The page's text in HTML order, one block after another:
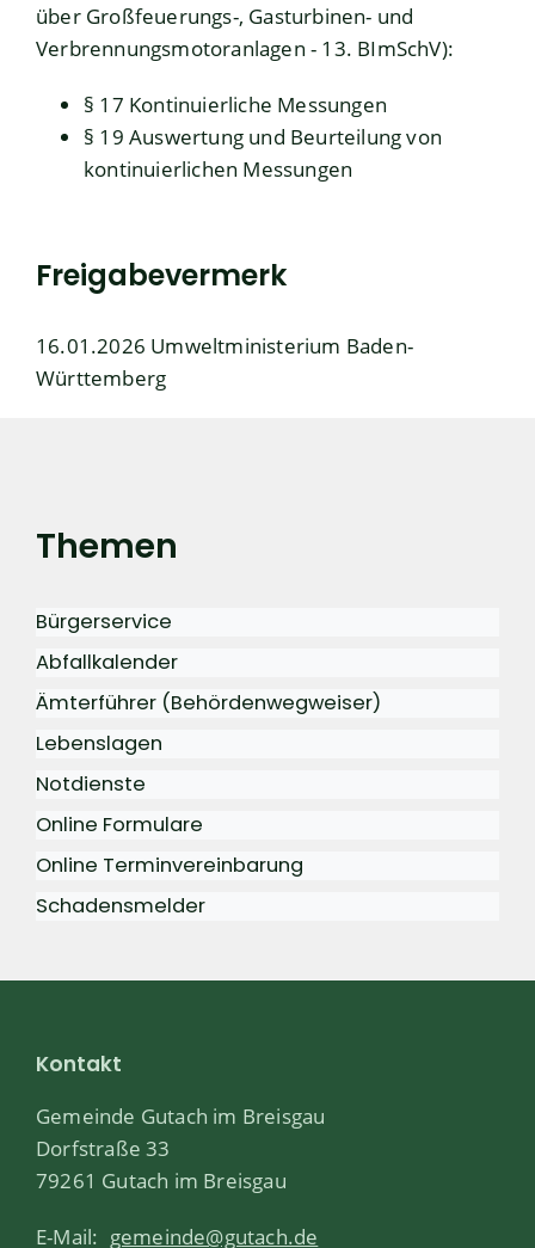
über Großfeuerungs-, Gasturbinen- und
Verbrennungsmotoranlagen - 13. BImSchV):
§ 17 Kontinuierliche Messungen
§ 19 Auswertung und Beurteilung von
kontinuierlichen Messungen
Freigabevermerk
16.01.2026 Umweltministerium Baden-
Württemberg
Themen
Bürgerservice
Abfallkalender
Ämterführer (Behördenwegweiser)
Lebenslagen
Notdienste
Online Formulare
Online Terminvereinbarung
Schadensmelder
Kontakt
Gemeinde Gutach im Breisgau
Dorfstraße 33
79261 Gutach im Breisgau
E-Mail: gemeinde@gutach.de